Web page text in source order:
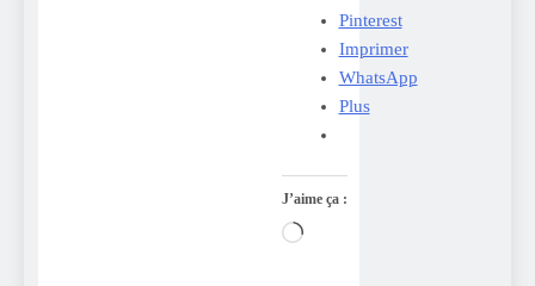
Pinterest
Imprimer
WhatsApp
Plus
J’aime ça :
Chargement…